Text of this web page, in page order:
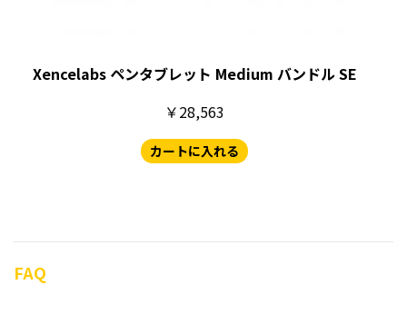
Xencelabs ペンタブレット Medium バンドル SE
￥28,563
カートに入れる
FAQ